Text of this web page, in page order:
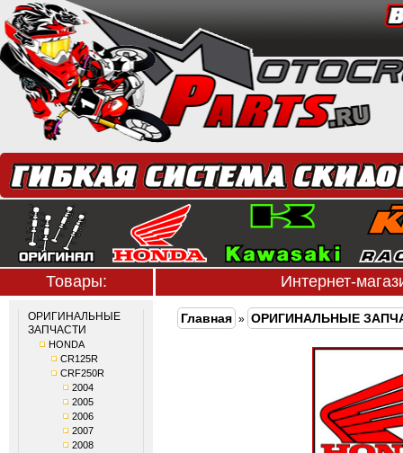
Товары: Интернет-
ОРИГИНАЛЬНЫЕ
ЗАПЧАСТИ
HONDA
CR125R
CRF250R
2004
2005
2006
2007
2008
Главная » ОРИГИНАЛЬНЫЕ